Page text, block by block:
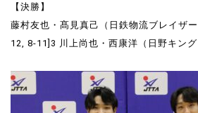
【決勝】
藤村友也・髙見真己（日鉄物流ブレイザ
12, 8-11]3 川上尚也・西康洋（日野キン